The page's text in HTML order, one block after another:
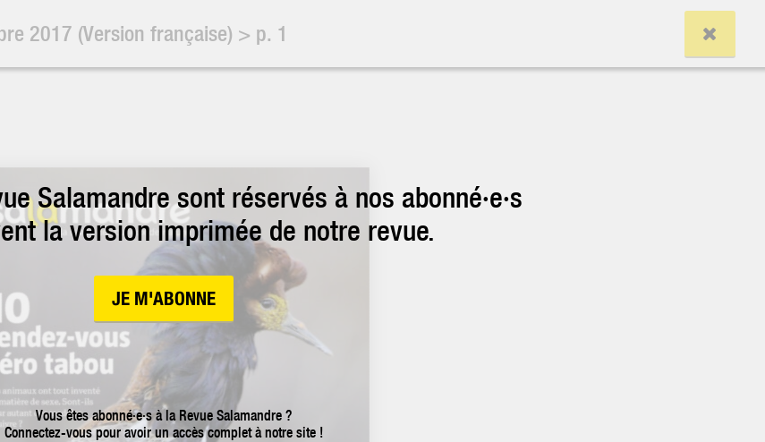
2017 (Version française) > p. 1
Salamandre sont réservés à nos abonné·e·s
la version imprimée de notre revue.
JE M'ABONNE
Vous êtes abonné·e·s à la Revue Salamandre ?
Connectez-vous pour avoir un accès complet à notre site !